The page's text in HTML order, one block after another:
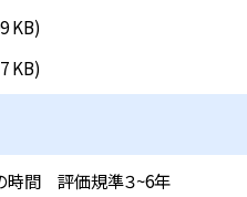
KB)
KB)
間 評価規準３~6年